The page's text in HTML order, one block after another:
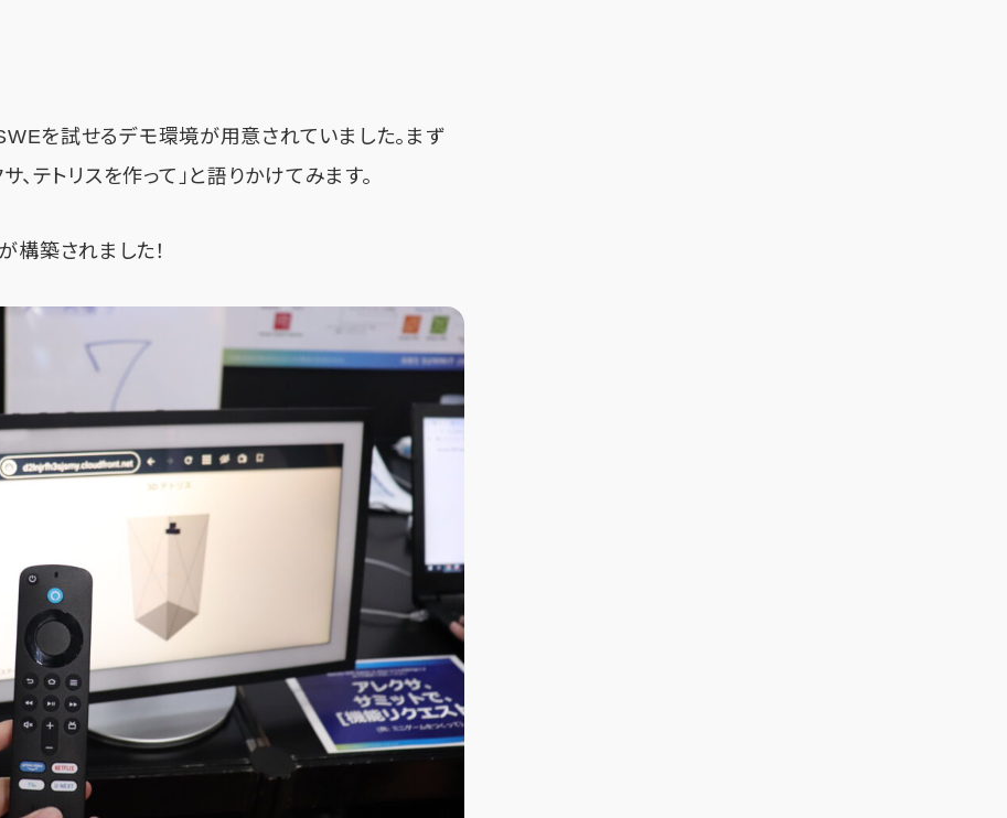
を試せるデモ環境が用意されていました。まず
、テトリスを作って」と語りかけてみます。
構築されました！